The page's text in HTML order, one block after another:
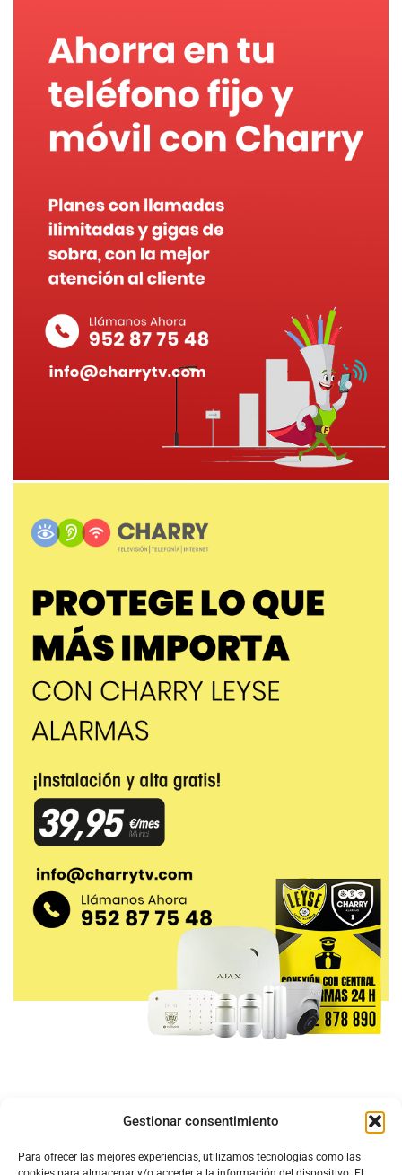
Gestionar consentimiento
Para ofrecer las mejores experiencias, utilizamos tecnologías como las